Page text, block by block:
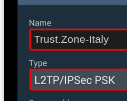
Trust.Zone-Italy